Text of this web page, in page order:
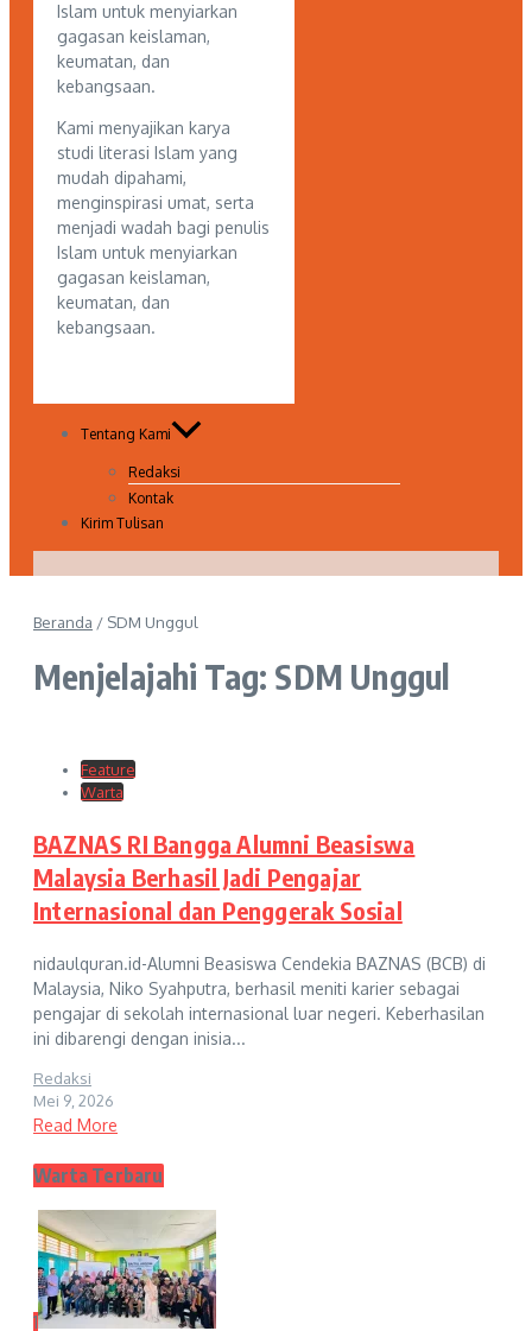
Islam untuk menyiarkan
gagasan keislaman,
keumatan, dan
kebangsaan.
Kami menyajikan karya
studi literasi Islam yang
mudah dipahami,
menginspirasi umat, serta
menjadi wadah bagi penulis
Islam untuk menyiarkan
gagasan keislaman,
keumatan, dan
kebangsaan.
Tentang Kami
Redaksi
Kontak
Kirim Tulisan
Beranda / SDM Unggul
Menjelajahi Tag: SDM Unggul
Feature
Warta
BAZNAS RI Bangga Alumni Beasiswa
Malaysia Berhasil Jadi Pengajar
Internasional dan Penggerak Sosial
nidaulquran.id-Alumni Beasiswa Cendekia BAZNAS (BCB) di
Malaysia, Niko Syahputra, berhasil meniti karier sebagai
pengajar di sekolah internasional luar negeri. Keberhasilan
ini dibarengi dengan inisia...
Redaksi
Mei 9, 2026
Read More
Warta Terbaru
1